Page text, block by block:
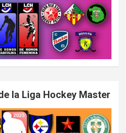
la Liga Hockey Master